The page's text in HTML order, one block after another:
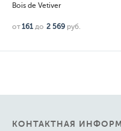
Bois de Vetiver
от161 до 2 569 руб.
КОНТАКТНАЯ